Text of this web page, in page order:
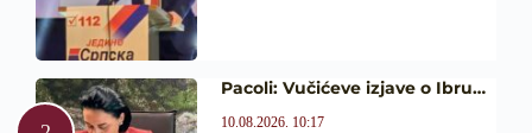
Pacoli: Vučićeve izjave o Ibru…
10.08.2026. 10:17